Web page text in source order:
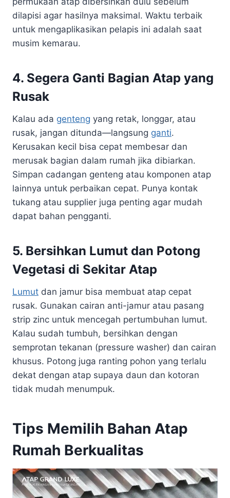
dilapisi agar hasilnya maksimal. Waktu terbaik
untuk mengaplikasikan pelapis ini adalah saat
musim kemarau.
4. Segera Ganti Bagian Atap yang
Rusak
Kalau ada genteng yang retak, longgar, atau
rusak, jangan ditunda—langsung ganti.
Kerusakan kecil bisa cepat membesar dan
merusak bagian dalam rumah jika dibiarkan.
Simpan cadangan genteng atau komponen atap
lainnya untuk perbaikan cepat. Punya kontak
tukang atau supplier juga penting agar mudah
dapat bahan pengganti.
5. Bersihkan Lumut dan Potong
Vegetasi di Sekitar Atap
Lumut dan jamur bisa membuat atap cepat
rusak. Gunakan cairan anti-jamur atau pasang
strip zinc untuk mencegah pertumbuhan lumut.
Kalau sudah tumbuh, bersihkan dengan
semprotan tekanan (pressure washer) dan cairan
khusus. Potong juga ranting pohon yang terlalu
dekat dengan atap supaya daun dan kotoran
tidak mudah menumpuk.
Tips Memilih Bahan Atap
Rumah Berkualitas